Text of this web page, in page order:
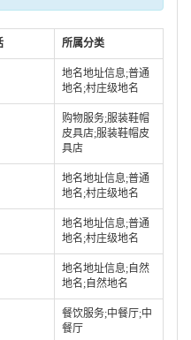
所属分类
地名地址信息;普通
地名;村庄级地名
购物服务;服装鞋帽
皮具店;服装鞋帽皮
具店
地名地址信息;普通
地名;村庄级地名
地名地址信息;普通
地名;村庄级地名
地名地址信息;自然
地名;自然地名
餐饮服务;中餐厅;中
餐厅